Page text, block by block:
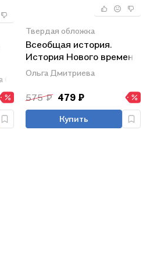
Смирнова
Твердая обложка
Всеобщая история.
История Нового времени.
Конец XV-XVII век. 7
класс. Учебник
Ольга Дмитриева
575 ₽ 479 ₽
Купить